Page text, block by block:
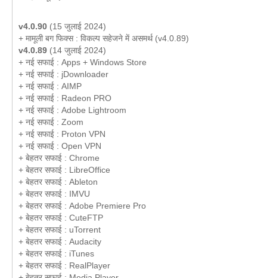
v4.0.90 (15 जुलाई 2024)
+ मामूली बग फिक्स : विकल्प सहेजने में असमर्थ (v4.0.89)
v4.0.89 (14 जुलाई 2024)
+ नई सफाई : Apps + Windows Store
+ नई सफाई : jDownloader
+ नई सफाई : AIMP
+ नई सफाई : Radeon PRO
+ नई सफाई : Adobe Lightroom
+ नई सफाई : Zoom
+ नई सफाई : Proton VPN
+ नई सफाई : Open VPN
+ बेहतर सफाई : Chrome
+ बेहतर सफाई : LibreOffice
+ बेहतर सफाई : Ableton
+ बेहतर सफाई : IMVU
+ बेहतर सफाई : Adobe Premiere Pro
+ बेहतर सफाई : CuteFTP
+ बेहतर सफाई : uTorrent
+ बेहतर सफाई : Audacity
+ बेहतर सफाई : iTunes
+ बेहतर सफाई : RealPlayer